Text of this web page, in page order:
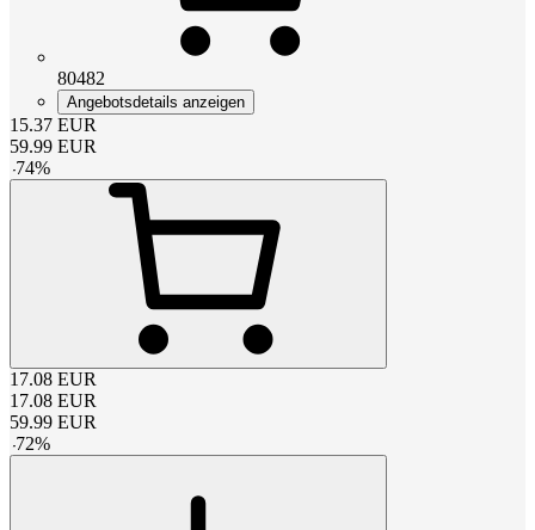
80482
Angebotsdetails anzeigen
15.37 EUR
59.99 EUR
-74%
17.08 EUR
17.08 EUR
59.99 EUR
-72%